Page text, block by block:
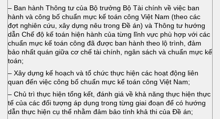
– Ban hành Thông tư của Bộ trưởng Bộ Tài chính về việc ban
hành và công bố chuẩn mực kế toán công Việt Nam (theo các
đợt nghiên cứu, xây dựng nêu trong Đề án) và Thông tư hướng
dẫn Chế độ kế toán hiện hành của từng lĩnh vực phù hợp với các
chuẩn mực kế toán công đã được ban hành theo lộ trình, đảm
bảo nhất quán giữa cơ chế tài chính, ngân sách và chuẩn mực kế
toán;
– Xây dựng kế hoạch và tổ chức thực hiện các hoạt động liên
quan đến việc công bố chuẩn mực kế toán công Việt Nam;
– Chủ trì thực hiện tổng kết, đánh giá về khả năng thực hiện thực
tế của các đối tượng áp dụng trong từng giai đoạn để có hướng
dẫn thực hiện cụ thể nhằm đảm bảo tính khả thi của Đề án;